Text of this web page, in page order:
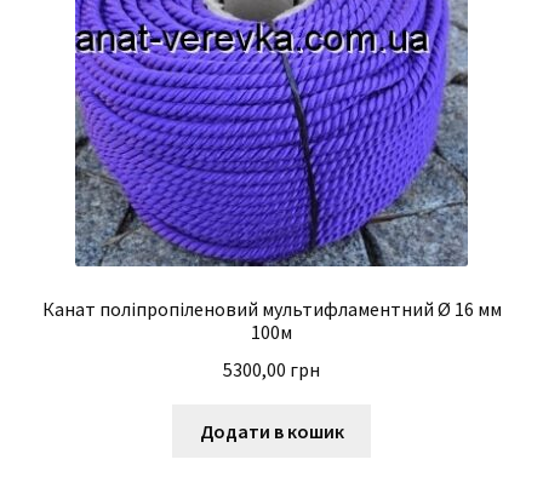
Канат поліпропіленовий мультифламентний Ø 16 мм
100м
5300,00 грн
Додати в кошик